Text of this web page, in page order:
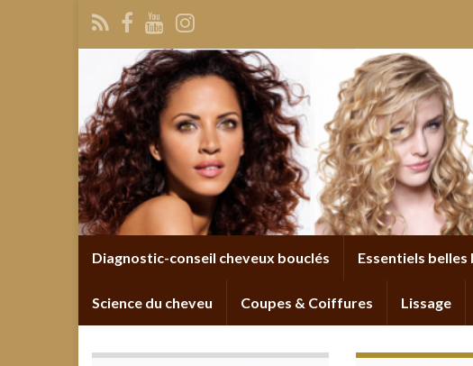
Diagnostic-conseil cheveux bouclés Essentiels belles
Science du cheveu Coupes & Coiffures Lissage